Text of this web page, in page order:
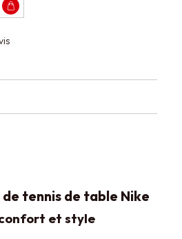
de tennis de table Nike
et style